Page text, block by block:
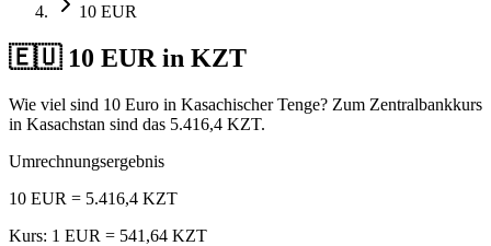
10 EUR
🇪🇺 10 EUR in KZT
Wie viel sind 10 Euro in Kasachischer Tenge? Zum Zentralbankkurs
in Kasachstan sind das 5.416,4 KZT.
Umrechnungsergebnis
10 EUR = 5.416,4 KZT
Kurs: 1 EUR = 541,64 KZT